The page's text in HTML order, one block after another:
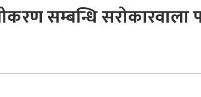
सम्बन्धि सरोकारवाला